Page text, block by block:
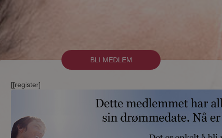
BLI MEDLEM
[[register]